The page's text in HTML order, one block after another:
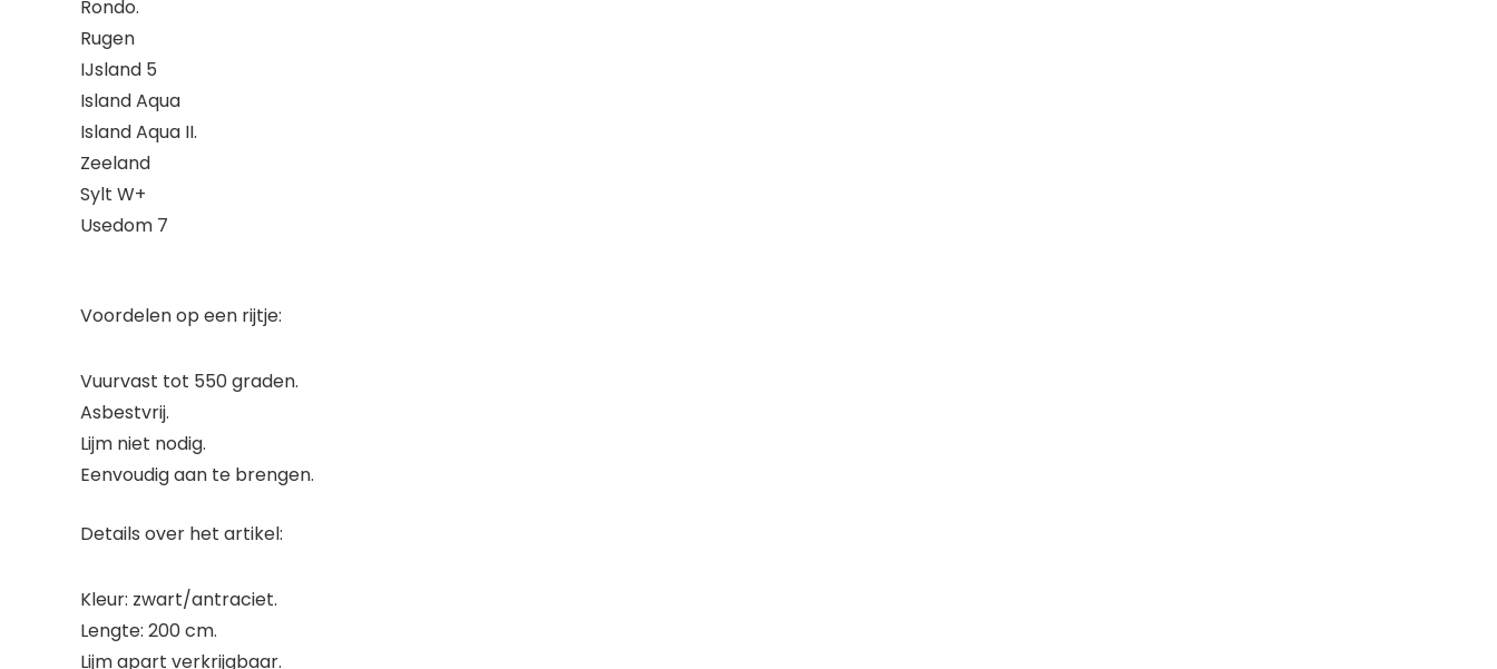
Rondo.
Rugen
IJsland 5
Island Aqua
Island Aqua II.
Zeeland
Sylt W+
Usedom 7
Voordelen op een rijtje:
Vuurvast tot 550 graden.
Asbestvrij.
Lijm niet nodig.
Eenvoudig aan te brengen.
Details over het artikel:
Kleur: zwart/antraciet.
Lengte: 200 cm.
Lijm apart verkrijgbaar.